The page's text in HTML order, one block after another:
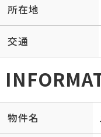
所在地
交通
物件名